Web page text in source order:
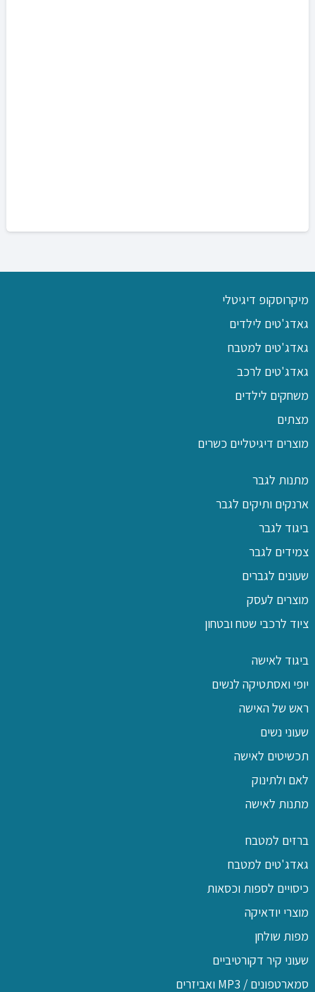
מיקרוסקופ דיגיטלי
גאדג'טים לילדים
גאדג'טים למטבח
גאדג'טים לרכב
משחקים לילדים
מצתים
מוצרים דיגיטליים כשרים
מתנות לגבר
ארנקים ותיקים לגבר
ביגוד לגבר
צמידים לגבר
שעונים לגברים
מוצרים לעסק
ציוד לרכבי שטח ובטחון
ביגוד לאישה
יופי ואסתטיקה לנשים
ראש של האישה
שעוני נשים
תכשיטים לאישה
לאם ולתינוק
מתנות לאישה
ברזים למטבח
גאדג'טים למטבח
כיסויים לספות וכסאות
מוצרי יודאיקה
מפות שולחן
שעוני קיר דקורטיביים
סמארטפונים / MP3 ואביזרים